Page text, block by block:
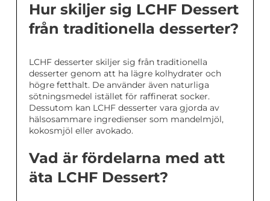
Hur skiljer sig LCHF Dessert
från traditionella desserter?
LCHF desserter skiljer sig från traditionella
desserter genom att ha lägre kolhydrater och
högre fetthalt. De använder även naturliga
sötningsmedel istället för raffinerat socker.
Dessutom kan LCHF desserter vara gjorda av
hälsosammare ingredienser som mandelmjöl,
kokosmjöl eller avokado.
Vad är fördelarna med att
äta LCHF Dessert?